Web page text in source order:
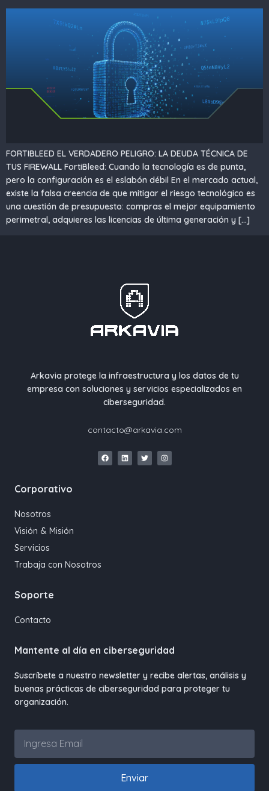
FORTIBLEED EL VERDADERO PELIGRO: LA DEUDA TÉCNICA DE
TUS FIREWALL FortiBleed: Cuando la tecnología es de punta,
pero la configuración es el eslabón débil En el mercado actual,
existe la falsa creencia de que mitigar el riesgo tecnológico es
una cuestión de presupuesto: compras el mejor equipamiento
perimetral, adquieres las licencias de última generación y […]
Arkavia protege la infraestructura y los datos de tu
empresa con soluciones y servicios especializados en
ciberseguridad.
contacto@arkavia.com
Corporativo
Nosotros
Visión & Misión
Servicios
Trabaja con Nosotros
Soporte
Contacto
Mantente al día en ciberseguridad
Suscríbete a nuestro newsletter y recibe alertas, análisis y
buenas prácticas de ciberseguridad para proteger tu
organización.
Enviar